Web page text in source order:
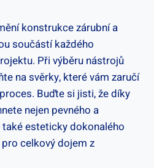
konstrukce zárubní a
součástí každého
Při výběru nástrojů
na svěrky, které vám zaručí
Buďte si jisti, že díky
nejen pevného a
esteticky dokonalého
celkový dojem z